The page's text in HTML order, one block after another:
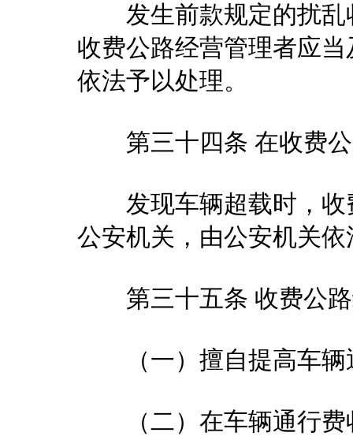
发生前款规定的扰乱
收费公路经营管理者应
依法予以处理。
第三十四条 在收费公
发现车辆超载时，收
公安机关，由公安机关
第三十五条 收费公路
（一）擅自提高车辆
（二）在车辆通行费